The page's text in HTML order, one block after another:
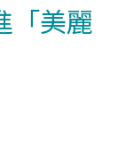
「美麗